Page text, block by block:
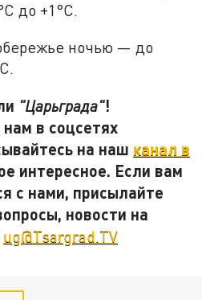
до +1°C.
ночью — до
"Царьграда"!
в соцсетях
на наш канал в
интересное. Если вам
с нами, присылайте
новости на
ug@Tsargrad.TV